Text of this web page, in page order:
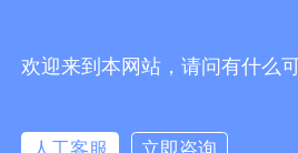
联系我们|站点地图|
在线留言
欢迎来到本网站，请问有什么